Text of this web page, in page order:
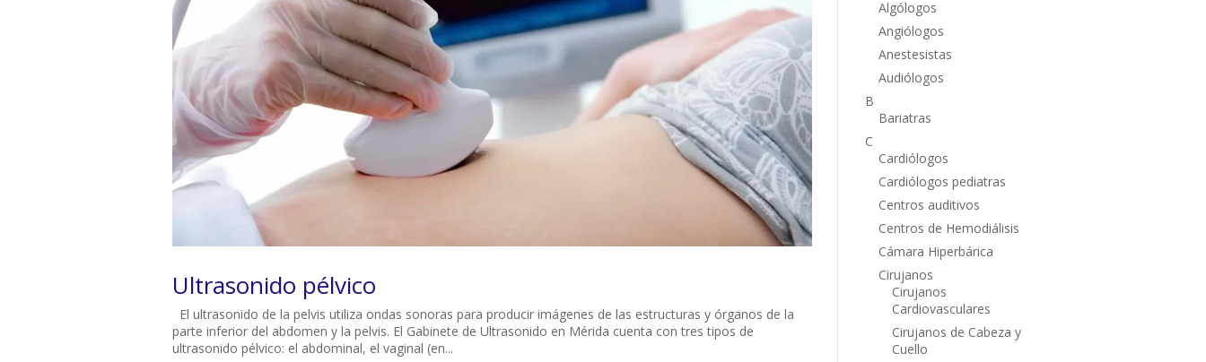
Ultrasonido pélvico
El ultrasonido de la pelvis utiliza ondas sonoras para producir imágenes de las estructuras y órganos de la
parte inferior del abdomen y la pelvis. El Gabinete de Ultrasonido en Mérida cuenta con tres tipos de
ultrasonido pélvico: el abdominal, el vaginal (en...
Algólogos
Angiólogos
Anestesistas
Audiólogos
B
Bariatras
C
Cardiólogos
Cardiólogos pediatras
Centros auditivos
Centros de Hemodiálisis
Cámara Hiperbárica
Cirujanos
Cirujanos
Cardiovasculares
Cirujanos de Cabeza y
Cuello